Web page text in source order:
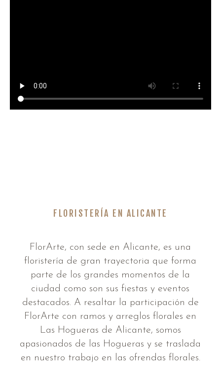
FLORISTERÍA EN ALICANTE
FlorArte, con sede en Alicante, es una
floristería de gran trayectoria que forma
parte de los grandes momentos de la
ciudad como son sus fiestas y eventos
destacados. A resaltar la participación de
FlorArte con ramos y arreglos florales en
Las Hogueras de Alicante, somos
apasionados de las Hogueras y se traslada
en nuestro trabajo en las ofrendas florales.